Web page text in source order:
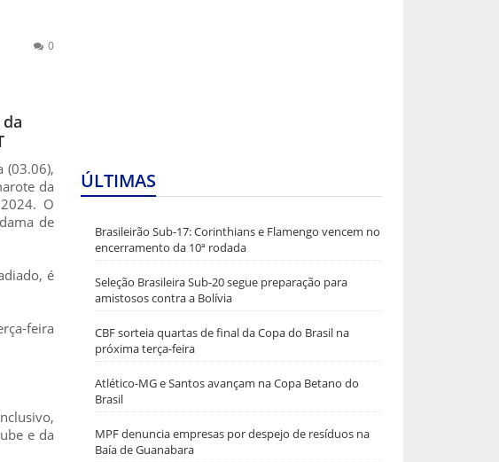
0
(03.06),
da
O
de
é
feira
e da
ÚLTIMAS
Brasileirão Sub-17: Corinthians e Flamengo vencem no
encerramento da 10ª rodada
Seleção Brasileira Sub-20 segue preparação para
amistosos contra a Bolívia
CBF sorteia quartas de final da Copa do Brasil na
próxima terça-feira
Atlético-MG e Santos avançam na Copa Betano do
Brasil
MPF denuncia empresas por despejo de resíduos na
Baía de Guanabara